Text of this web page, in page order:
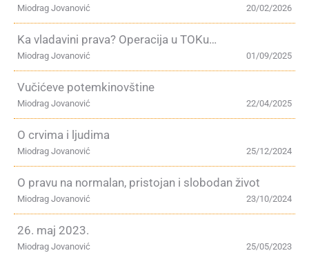
20/02/2026
Miodrag Jovanović
Ka vladavini prava? Operacija u TOKu…
01/09/2025
Miodrag Jovanović
Vučićeve potemkinovštine
22/04/2025
Miodrag Jovanović
O crvima i ljudima
25/12/2024
Miodrag Jovanović
O pravu na normalan, pristojan i slobodan život
23/10/2024
Miodrag Jovanović
26. maj 2023.
25/05/2023
Miodrag Jovanović